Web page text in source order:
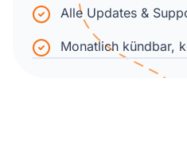
Alle Updates &
Monatlich kündbar,